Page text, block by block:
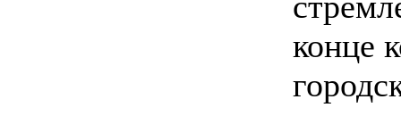
конце